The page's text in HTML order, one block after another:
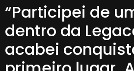
“Participei de
dentro da
acabei